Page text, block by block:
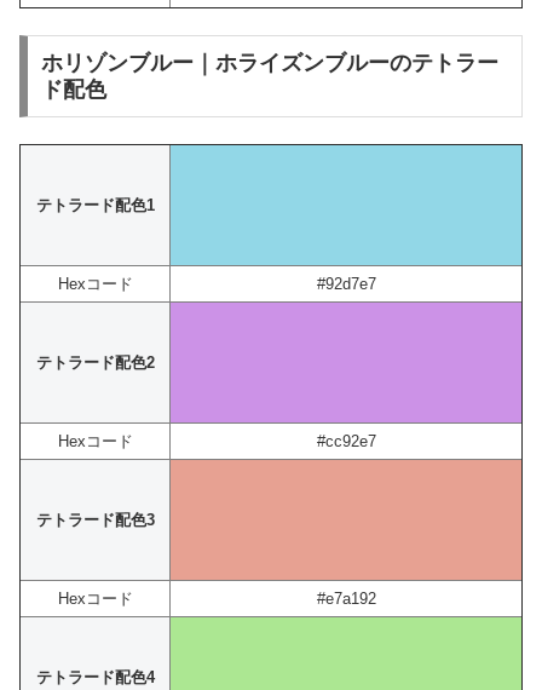
ホリゾンブルー｜ホライズンブルーのテトラー
ド配色
テトラード配色1
Hexコード #92d7e7
テトラード配色2
Hexコード #cc92e7
テトラード配色3
Hexコード #e7a192
テトラード配色4